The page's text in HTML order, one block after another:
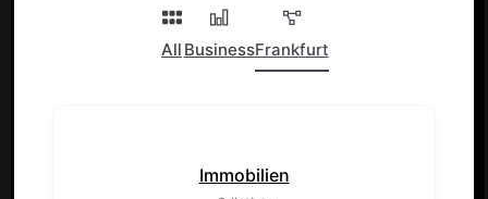
All BusinessFrankfurt
Immobilien